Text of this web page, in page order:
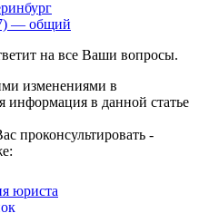
— общий
на все Ваши вопросы.
изменениями в
информация в данной статье
проконсультировать -